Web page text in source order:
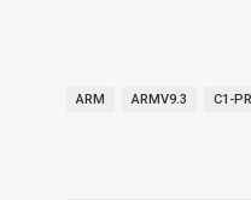
ARM ARMV9.3 C1-